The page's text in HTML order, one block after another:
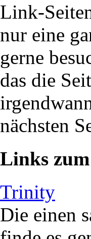
Link-
nur eine
gerne
das die
nächsten
Links zum
Trinity
Die einen